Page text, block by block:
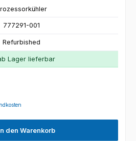
777291-001
Refurbished
Lager lieferbar
den Warenkorb